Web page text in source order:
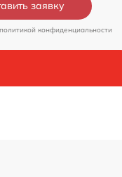
заявку
политикой конфиденциальности